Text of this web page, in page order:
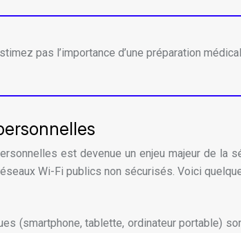
pas l’importance d’une préparation
est devenue un enjeu majeur de
Wi-Fi publics non sécurisés. Voici
(smartphone, tablette, ordinateur portable)